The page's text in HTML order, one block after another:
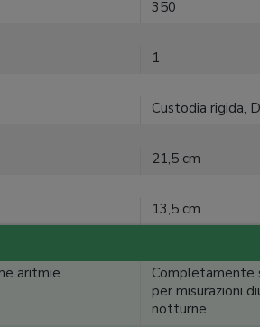
350
1
Custodia rigida,
21,5 cm
13,5 cm
aritmie
Completamente
per misurazioni
notturne